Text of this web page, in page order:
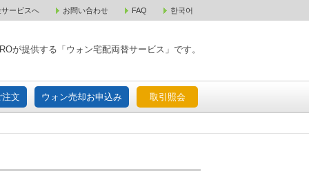
ービスへ お問い合わせ FAQ 한국어
が提供する「ウォン宅配両替サービス」です。
文 ウォン売却お申込み 取引照会
宅配ご注文 ウォン売却お申込み 取引照会